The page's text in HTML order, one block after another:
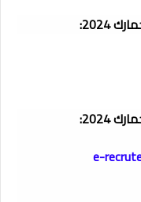
2024:
2024:
e-